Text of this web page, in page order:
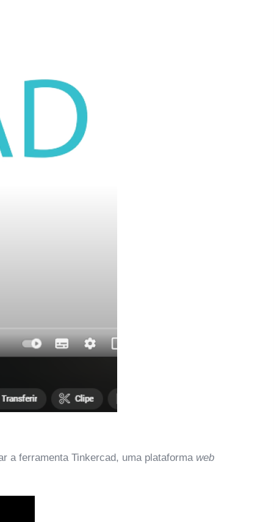
a ferramenta Tinkercad, uma plataforma web